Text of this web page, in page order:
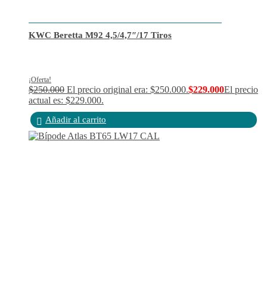
KWC Beretta M92 4,5/4,7″/17 Tiros
¡Oferta!
$250.000 El precio original era: $250.000.$229.000El precio
actual es: $229.000.
Añadir al carrito